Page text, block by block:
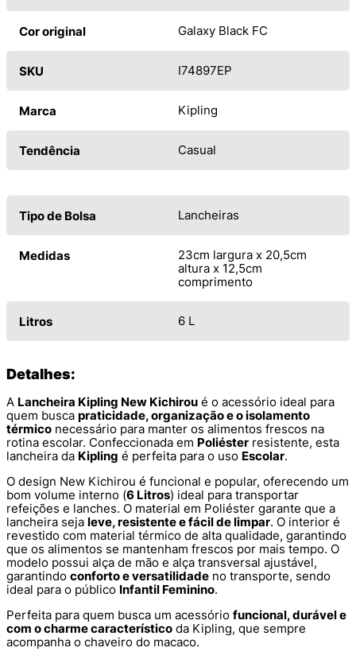
Cor original Galaxy Black FC
SKU I74897EP
Marca Kipling
Tendência Casual
Tipo de Bolsa Lancheiras
Medidas
23cm largura x 20,5cm
altura x 12,5cm
comprimento
Litros 6 L
Detalhes:
A Lancheira Kipling New Kichirou é o acessório ideal para
quem busca praticidade, organização e o isolamento
térmico necessário para manter os alimentos frescos na
rotina escolar. Confeccionada em Poliéster resistente, esta
lancheira da Kipling é perfeita para o uso Escolar.
O design New Kichirou é funcional e popular, oferecendo um
bom volume interno (6 Litros) ideal para transportar
refeições e lanches. O material em Poliéster garante que a
lancheira seja leve, resistente e fácil de limpar. O interior é
revestido com material térmico de alta qualidade, garantindo
que os alimentos se mantenham frescos por mais tempo. O
modelo possui alça de mão e alça transversal ajustável,
garantindo conforto e versatilidade no transporte, sendo
ideal para o público Infantil Feminino.
Perfeita para quem busca um acessório funcional, durável e
com o charme característico da Kipling, que sempre
acompanha o chaveiro do macaco.